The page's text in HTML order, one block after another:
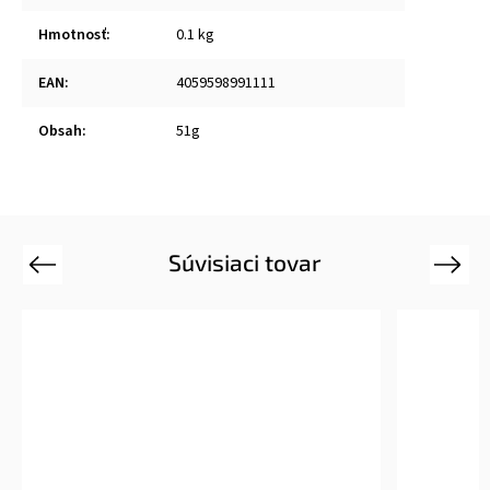
Hmotnosť: 0.1 kg
EAN: 4059598991111
Obsah: 51g
Súvisiaci tovar
Previous Next